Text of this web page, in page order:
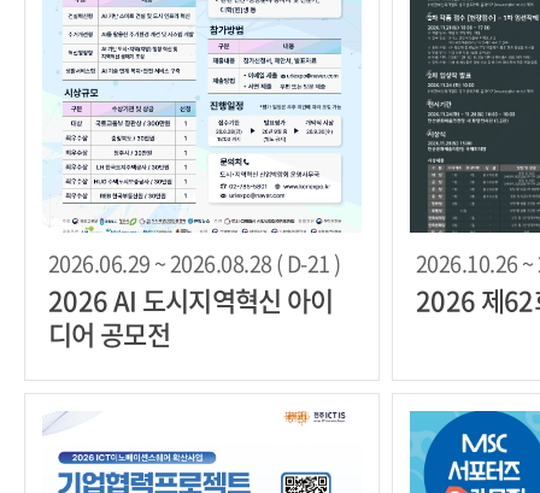
2026.06.29 ~ 2026.08.28 ( D-21 )
2026 AI 도시지역혁신 아이
디어 공모전
2026.10.26 ~
2026 제62